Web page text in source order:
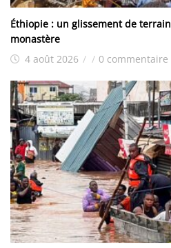
Éthiopie : un glissement de
monastère
4 août 2026 / / 0 commentaire